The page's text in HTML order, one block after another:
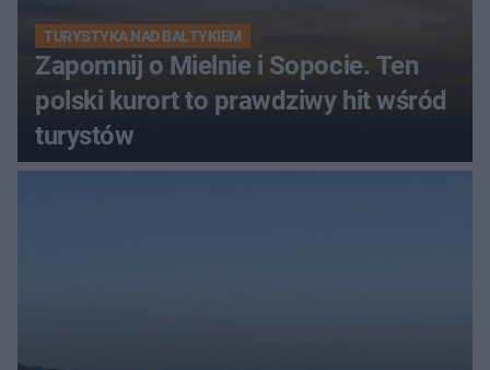
TURYSTYKA NAD BAŁTYKIEM
Zapomnij o Mielnie i Sopocie. Ten
polski kurort to prawdziwy hit wśród
turystów